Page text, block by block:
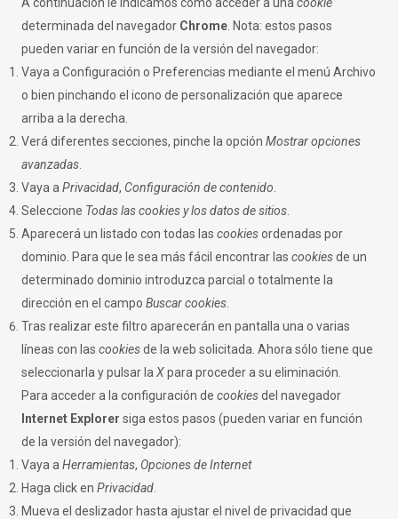
determinada del navegador Chrome . Nota: estos pasos
pueden variar en función de la versión del navegador:
Vaya a Configuración o Preferencias mediante el menú Archivo
o bien pinchando el icono de personalización que aparece
arriba a la derecha.
Verá diferentes secciones, pinche la opción Mostrar opciones
avanzadas
Vaya a Privacidad, Configuración de contenido
Seleccione Todas lascookiesy los datos de sitios
Aparecerá un listado con todas las cookiesordenadas por
dominio. Para que le sea más fácil encontrar las cookiesde un
determinado dominio introduzca parcial o totalmente la
dirección en el campo Buscar cookies
Tras realizar este filtro aparecerán en pantalla una o varias
líneas con las cookiesde la web solicitada. Ahora sólo tiene que
seleccionarla y pulsar la Xpara proceder a su eliminación.
Para acceder a la configuración de cookiesdel navegador
Internet Explorer siga estos pasos (pueden variar en función
de la versión del navegador):
Vaya a Herramientas, Opciones de Internet
Haga click en Privacidad
Mueva el deslizador hasta ajustar el nivel de privacidad que